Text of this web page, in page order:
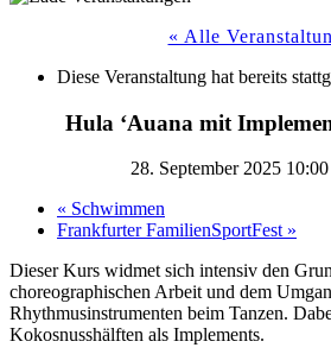
« Alle
Diese Veranstaltung hat bereits
Hula ʻAuana mit
28. September 2025 10:00
« Schwimmen
Frankfurter FamilienSportFest »
Dieser Kurs widmet sich intensiv den
choreographischen Arbeit und dem
Rhythmusinstrumenten beim Tanzen.
Kokosnusshälften als Implements.